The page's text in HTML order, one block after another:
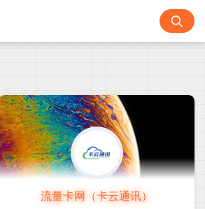
流量卡网（卡云通讯）